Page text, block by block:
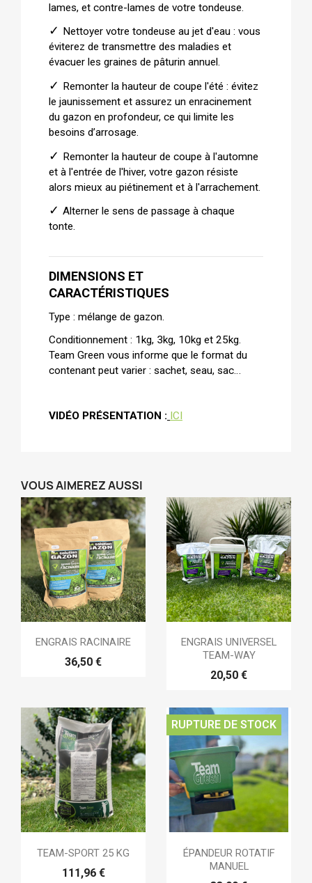
lames, et contre-lames de votre tondeuse.
✓
Nettoyer votre tondeuse au jet d'eau : vous
éviterez de transmettre des maladies et
évacuer les graines de pâturin annuel.
✓ Remonter la hauteur de coupe l'été : évitez
le jaunissement et assurez un enracinement
du gazon en profondeur, ce qui limite les
besoins d’arrosage.
✓ Remonter la hauteur de coupe à l'automne
et à l'entrée de l'hiver, votre gazon résiste
alors mieux au piétinement et à l'arrachement.
✓ Alterner le sens de passage à chaque
tonte.
DIMENSIONS ET
CARACTÉRISTIQUES
Type : mélange de gazon.
Conditionnement : 1kg, 3kg, 10kg et 25kg.
Team Green vous informe que le format du
contenant peut varier : sachet, seau, sac…
VIDÉO PRÉSENTATION : ICI
VOUS AIMEREZ AUSSI
ENGRAIS RACINAIRE
36,50 €
ENGRAIS UNIVERSEL
TEAM-WAY
20,50 €
TEAM-SPORT 25 KG
111,96 €
ÉPANDEUR ROTATIF
MANUEL
RUPTURE DE STOCK